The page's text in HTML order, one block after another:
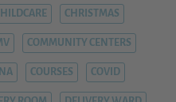
CHRISTMAS
COMMUNITY CENTERS
COURSES COVID